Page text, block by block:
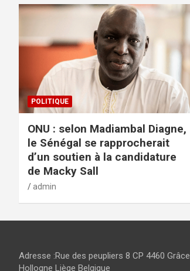
POLITIQUE
ONU : selon Madiambal Diagne,
le Sénégal se rapprocherait
d’un soutien à la candidature
de Macky Sall
admin
Adresse :Rue des peupliers 8 CP 4460 Grâce
Hollogne Liège Belgique